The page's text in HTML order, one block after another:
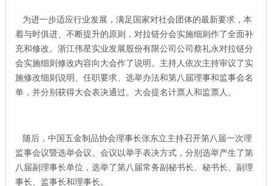
为进一步适应行业发展，满足国家对社会团体的最新要求，本
着与时俱进、不断提升的原则，对拉链分会实施细则作了全面补
充和修改。浙江伟星实业发展股份有限公司公司蔡礼永对拉链分
会实施细则修改内容向大会作了说明。主持人依次主持审议了实
施修改细则说明、任职要求、选举办法和第八届理事和监事会名
单，并分别获得大会表决通过。大会提名计票人和监票人。
随后，中国五金制品协会理事长张东立主持召开第八届一次理
监事会议暨选举会议。会议以举手表决方式，分别选举产生了第
八届副理事长单位，选举了第八届常务副秘书长、秘书长、副理
事长、监事长和理事长。